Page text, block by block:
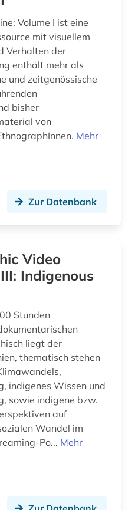
bayerische motoren-werke (1)
fotografie (1)
Volume I ist eine
mit visuellem
Verhalten der
enthält mehr als
und zeitgenössische
bisher
von
Mehr
Zur Datenbank
Video
Indigenous
Stunden
liegt der
thematisch stehen
indigenes Wissen und
sowie indigene bzw.
auf
Wandel im
Po... Mehr